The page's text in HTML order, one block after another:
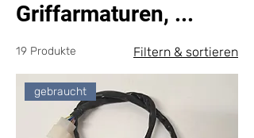
Griffarmaturen, ...
19 Produkte Filtern & sortieren
gebraucht